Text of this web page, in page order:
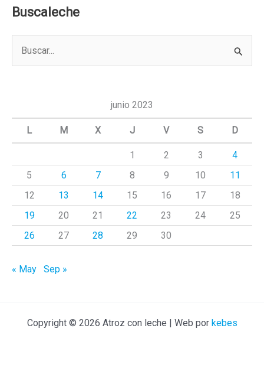
Buscaleche
a
junio 2023
L M X J V S D
1 2 3
4
5
6 7 8 9 10
11
12
13 14 15 16 17
18
19
20 21 22 23 24
25
26
27 28 29 30
« May Sep »
Copyright © 2026 Atroz con leche | Web por kebes